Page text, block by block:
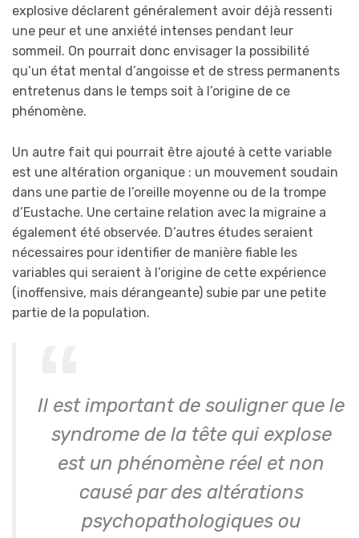
explosive déclarent généralement avoir déjà ressenti
une peur et une anxiété intenses pendant leur
sommeil. On pourrait donc envisager la possibilité
qu’un état mental d’angoisse et de stress permanents
entretenus dans le temps soit à l’origine de ce
phénomène.
Un autre fait qui pourrait être ajouté à cette variable
est une altération organique : un mouvement soudain
dans une partie de l’oreille moyenne ou de la trompe
d’Eustache. Une certaine relation avec la migraine a
également été observée. D’autres études seraient
nécessaires pour identifier de manière fiable les
variables qui seraient à l’origine de cette expérience
(inoffensive, mais dérangeante) subie par une petite
partie de la population.
Il est important de souligner que le
syndrome de la tête qui explose
est un phénomène réel et non
causé par des altérations
psychopathologiques ou